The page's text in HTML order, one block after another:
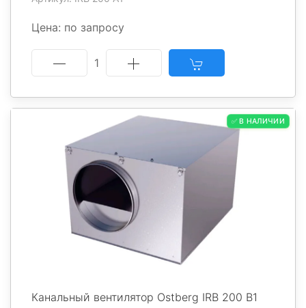
Цена: по запросу
1
✅ В НАЛИЧИИ
Канальный вентилятор Ostberg IRB 200 B1